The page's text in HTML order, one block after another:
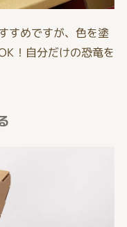
すめですが、色を塗
！自分だけの恐竜を